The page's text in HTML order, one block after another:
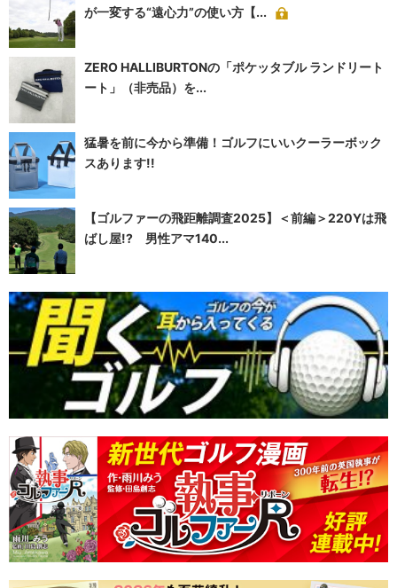
が一変する“遠心力”の使い方【...
ZERO HALLIBURTONの「ポケッタブル ランドリート
ート」（非売品）を...
猛暑を前に今から準備！ゴルフにいいクーラーボック
スあります!!
【ゴルファーの飛距離調査2025】＜前編＞220Yは飛
ばし屋!? 男性アマ140...